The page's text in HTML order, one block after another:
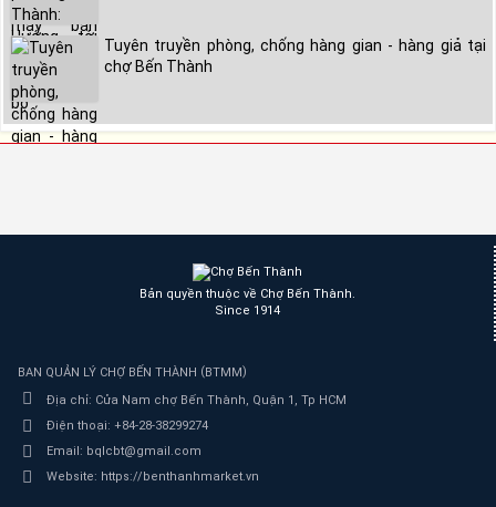
Tuyên truyền phòng, chống hàng gian - hàng giả tại
chợ Bến Thành
Bản quyền thuộc về Chợ Bến Thành.
Since 1914
BAN QUẢN LÝ CHỢ BẾN THÀNH (BTMM)
Địa chỉ: Cửa Nam chợ Bến Thành, Quận 1, Tp HCM
Điện thoại: +84-28-38299274
Email: bqlcbt@gmail.com
Website: https://benthanhmarket.vn